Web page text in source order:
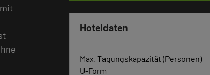
Hoteldaten
Max. Tagungskapazität (Personen)
U-Form